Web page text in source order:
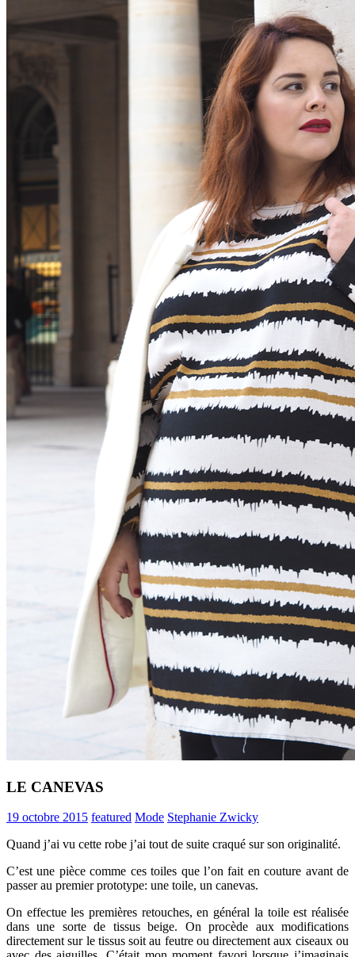
LE CANEVAS
19 octobre 2015 featured Mode Stephanie Zwicky
Quand j’ai vu cette robe j’ai tout de suite craqué sur son originalité.
C’est une pièce comme ces toiles que l’on fait en couture avant de
passer au premier prototype: une toile, un canevas.
On effectue les premières retouches, en général la toile est réalisée
dans une sorte de tissus beige. On procède aux modifications
directement sur le tissus soit au feutre ou directement aux ciseaux ou